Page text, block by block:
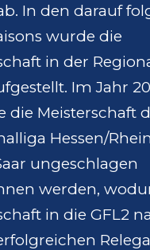
In den darauf
wurde die
in der
Im Jahr
die Meisterschaft
Hessen/
ungeschlagen
werden,
in die GFL2